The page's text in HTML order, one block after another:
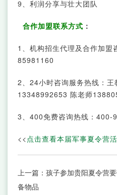
9、利润分享与壮大团队
合作加盟联系方式 ：
1、机构招生代理及合作加盟
85981160
2、24小时咨询服务热线：
13348992653 陈老师
3、400免费咨询热线：400-
<<点击查看本届军事夏令营
上一篇： 孩子参加贵阳夏令营
备物品